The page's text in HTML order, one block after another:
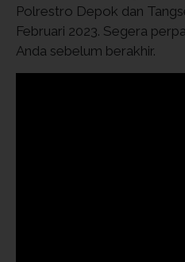
Polrestro Depok dan
Februari 2023. Segera
Anda sebelum berakhir.